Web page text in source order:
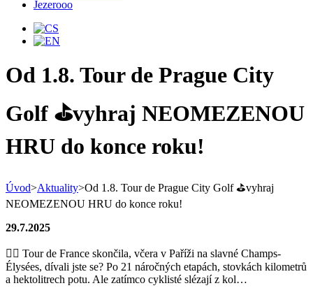
Jezerooo
Od 1.8. Tour de Prague City
Golf ⛳vyhraj NEOMEZENOU
HRU do konce roku!
Úvod>Aktuality>Od 1.8. Tour de Prague City Golf ⛳vyhraj
NEOMEZENOU HRU do konce roku!
29.7.2025
🚴‍♂️ Tour de France skončila, včera v Paříži na slavné Champs-
Élysées, dívali jste se? Po 21 náročných etapách, stovkách kilometrů
a hektolitrech potu. Ale zatímco cyklisté slézají z kol…